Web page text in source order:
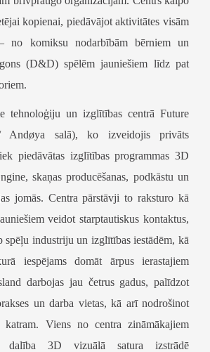
kopienai, piedāvājot aktivitātes visām
no komiksu nodarbībām bērniem un
(D&D) spēlēm jauniešiem līdz pat
tehnoloģiju un izglītības centrā Future
Andøya salā), ko izveidojis privāts
piedāvātas izglītības programmas 3D
, skaņas producēšanas, podkāstu un
jomās. Centra pārstāvji to raksturo kā
veidot starptautiskus kontaktus,
spēļu industriju un izglītības iestādēm, kā
iespējams domāt ārpus ierastajiem
darbojas jau četrus gadus, palīdzot
un darba vietas, kā arī nodrošinot
Viens no centra zināmākajiem
dalība 3D vizuālā satura izstrādē